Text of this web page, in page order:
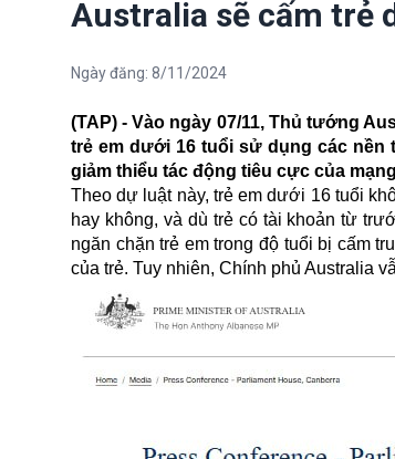
Australia sẽ cấm trẻ
Ngày đăng: 8/11/2024
(TAP) - Vào ngày 07/11, Thủ tướng
trẻ em dưới 16 tuổi sử dụng các nền
giảm thiểu tác động tiêu cực của
Theo dự luật này, trẻ em dưới 16 tuổi
hay không, và dù trẻ có tài khoản từ
ngăn chặn trẻ em trong độ tuổi bị cấm
của trẻ. Tuy nhiên, Chính phủ Australia